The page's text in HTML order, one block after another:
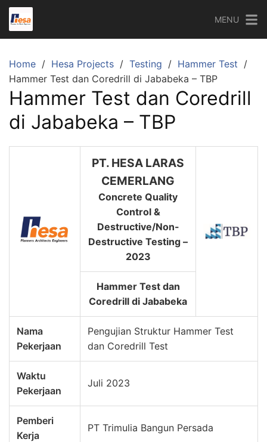
Skip
content
MENU
Home Hesa Projects Testing
Hammer Test
Hammer Test dan Coredrill di Jababeka – TBP
Hammer Test dan Coredrill
di Jababeka – TBP
PT. HESA LARAS
CEMERLANG
Concrete Quality
Control &
Destructive/Non-
Destructive Testing –
2023
Hammer Test dan
Coredrill di Jababeka
Nama
Pekerjaan
Pengujian Struktur Hammer Test
dan Coredrill Test
Waktu
Pekerjaan
Juli 2023
Pemberi
Kerja
PT Trimulia Bangun Persada